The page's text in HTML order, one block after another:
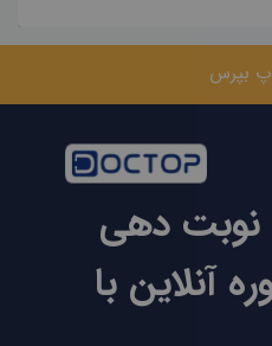
بپرس
نوبت دهی
آنلاین با